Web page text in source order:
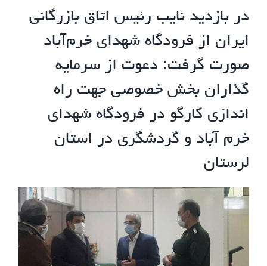
در بازدید نایب رئیس اتاق بازرگانی
ایران از فرودگاه شهدای خرم‌آباد
صورت گرفت: دعوت از سرمایه
گذاران بخش خصوصی جهت راه
اندازی کارگو در فرودگاه شهدای
خرم آباد و گردشگری در استان
لرستان